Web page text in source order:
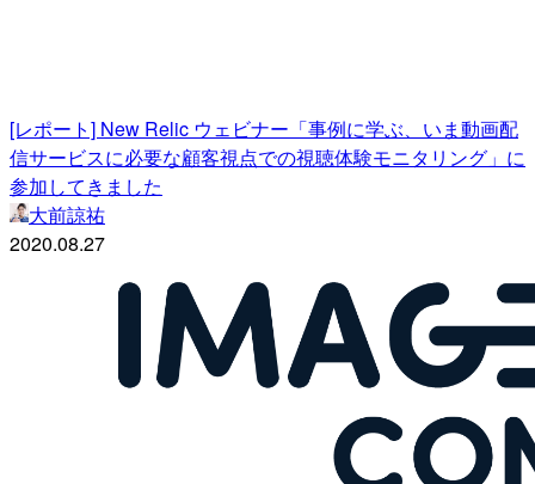
[レポート] New Relic ウェビナー「事例に学ぶ、いま動画配
信サービスに必要な顧客視点での視聴体験モニタリング」に
参加してきました
大前諒祐
2020.08.27